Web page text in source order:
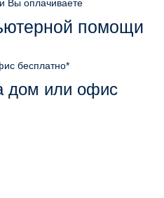
Вы оплачиваете
помощи
бесплатно*
дом или офис